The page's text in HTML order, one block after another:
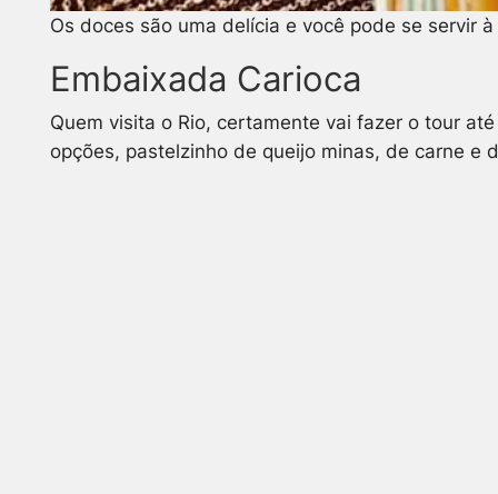
Os doces são uma delícia e você pode se servir
Embaixada Carioca
Quem visita o Rio, certamente vai fazer o tour
opções, pastelzinho de queijo minas, de carne